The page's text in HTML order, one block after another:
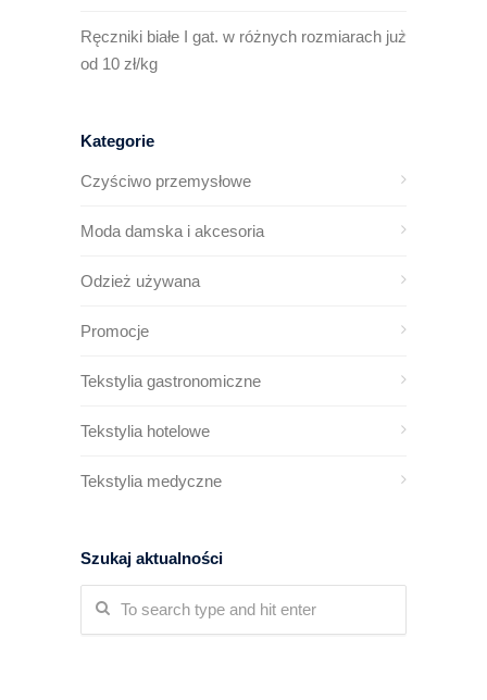
Ręczniki białe I gat. w różnych rozmiarach już
od 10 zł/kg
Kategorie
Czyściwo przemysłowe
Moda damska i akcesoria
Odzież używana
Promocje
Tekstylia gastronomiczne
Tekstylia hotelowe
Tekstylia medyczne
Szukaj aktualności